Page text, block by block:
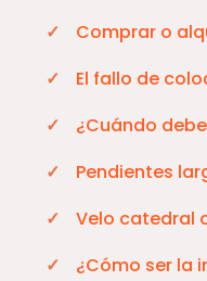
Comprar o
El fallo de
¿Cuándo
Pendientes
Velo catedral
¿Cómo ser la